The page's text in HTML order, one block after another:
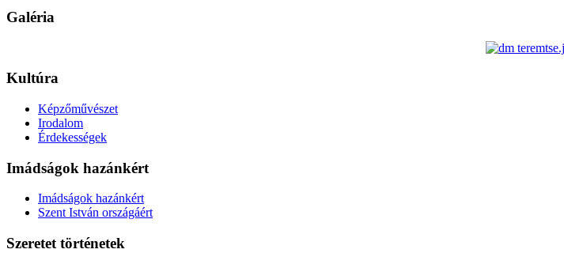
Galéria
Kultúra
Képzőművészet
Irodalom
Érdekességek
Imádságok hazánkért
Imádságok hazánkért
Szent István országáért
Szeretet történetek